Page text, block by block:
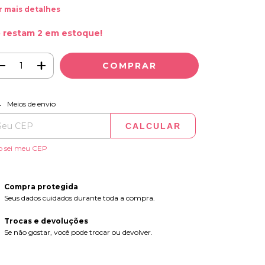
mais detalhes
restam 2 em estoque!
para o CEP:
Meios de envio
CALCULAR
sei meu CEP
Compra protegida
Seus dados cuidados durante toda a compra.
Trocas e devoluções
Se não gostar, você pode trocar ou devolver.